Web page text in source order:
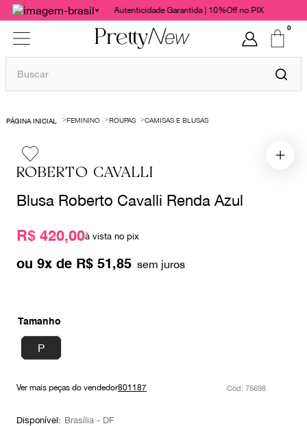
Autenticidade Garantida | 10%Off no PIX
0
Buscar
FEMININO ROUPAS CAMISAS E BLUSAS
ROBERTO CAVALLI
Blusa Roberto Cavalli Renda Azul
R$ 420,00à vista no pix
ou 9x de R$ 51 ,85
Tamanho
P
Ver mais peças do vendedor801187 : 75698
Disponível: Brasília - DF
1º
bolsas
cris barros
chanel
gucci
valentino
paula raia
prada
louis vuitton